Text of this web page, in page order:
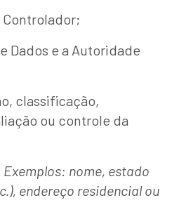
Dados e a Autoridade
classificação,
ou controle da
Exemplos: nome, estado
endereço residencial ou